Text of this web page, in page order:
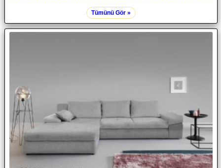
Tümünü Gör »